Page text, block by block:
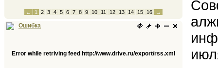
← 1 2 3 4 5 6 7 8 9 10 11 12 13 14 15 16 →
Ошибка
Error while retriving feed http://www.drive.ru/export/rss.xml